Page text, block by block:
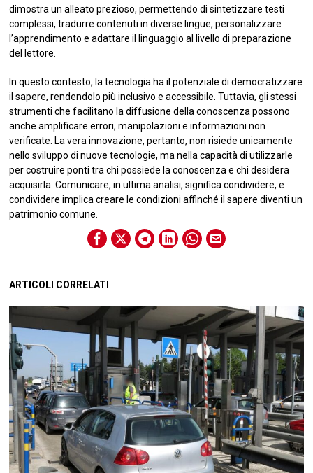
dimostra un alleato prezioso, permettendo di sintetizzare testi
complessi, tradurre contenuti in diverse lingue, personalizzare
l’apprendimento e adattare il linguaggio al livello di preparazione
del lettore.
In questo contesto, la tecnologia ha il potenziale di democratizzare
il sapere, rendendolo più inclusivo e accessibile. Tuttavia, gli stessi
strumenti che facilitano la diffusione della conoscenza possono
anche amplificare errori, manipolazioni e informazioni non
verificate. La vera innovazione, pertanto, non risiede unicamente
nello sviluppo di nuove tecnologie, ma nella capacità di utilizzarle
per costruire ponti tra chi possiede la conoscenza e chi desidera
acquisirla. Comunicare, in ultima analisi, significa condividere, e
condividere implica creare le condizioni affinché il sapere diventi un
patrimonio comune.
ARTICOLI CORRELATI